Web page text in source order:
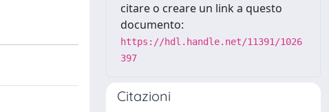
citare o creare un link a questo
documento:
https://hdl.handle.net/11391/1026
397
Citazioni